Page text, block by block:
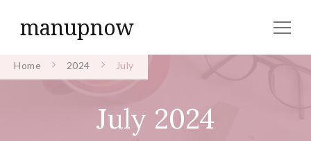
manupnow
Home 2024 July
July 2024